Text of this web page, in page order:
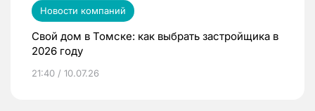
Новости компаний
Свой дом в Томске: как выбрать застройщика в
2026 году
21:40 / 10.07.26